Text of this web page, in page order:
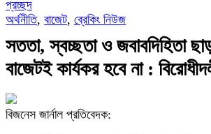
প্রচ্ছদ
অর্থনীতি, বাজেট, ব্রেকিং নিউজ
সততা, স্বচ্ছতা ও জবাবদিহিতা
বাজেটই কার্যকর হবে না :
বিজনেস জার্নাল প্রতিবেদক: